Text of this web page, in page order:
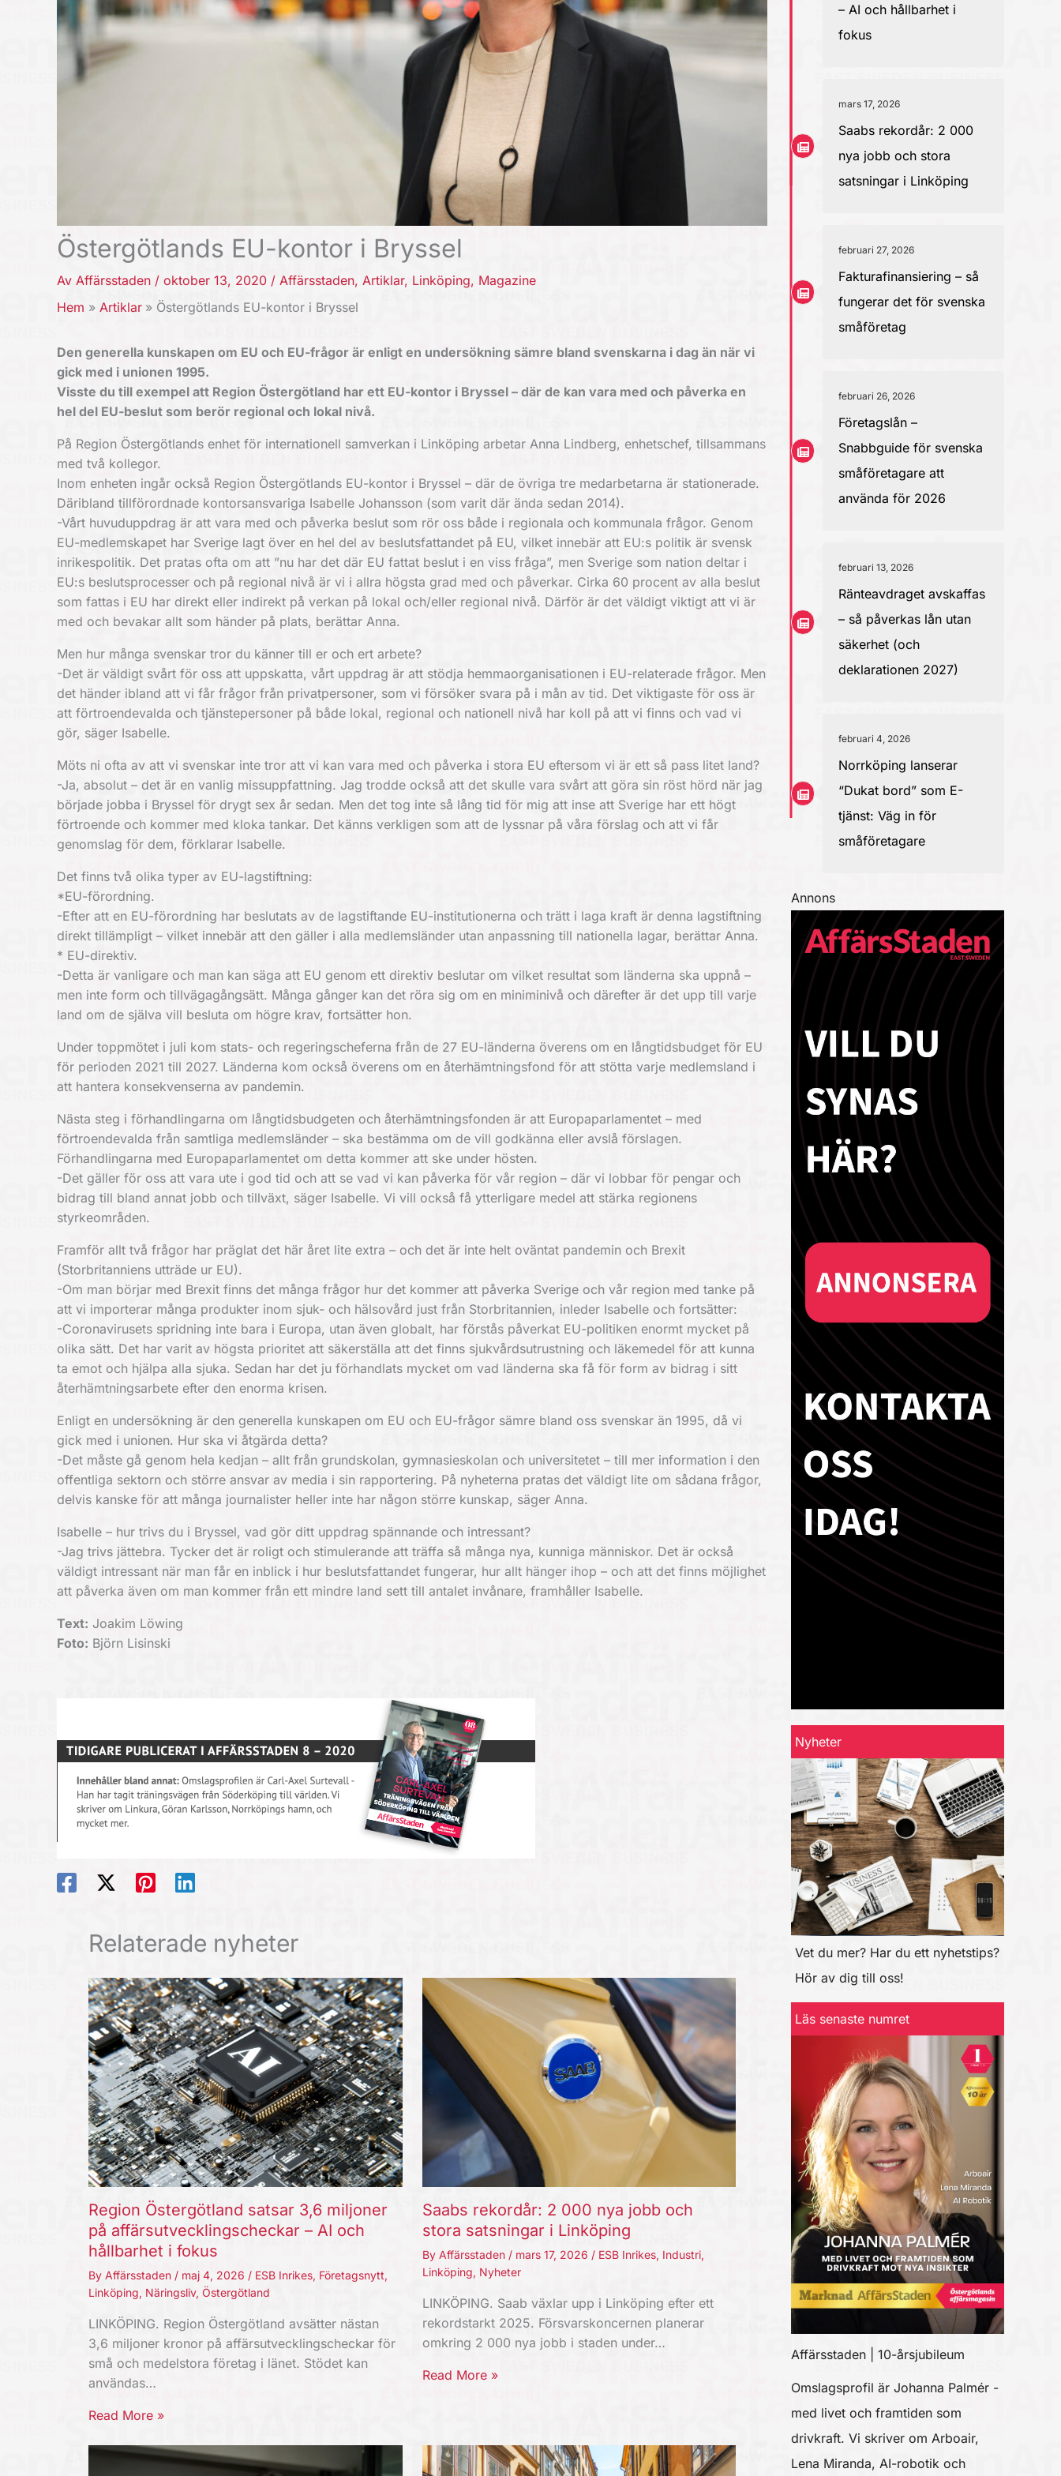
Östergötlands EU-kontor i Bryssel
Av Affärsstaden / oktober 13, 2020 / Affärsstaden, Artiklar, Linköping, Magazine
Hem
Artiklar Östergötlands EU-kontor i Bryssel
Den generella kunskapen om EU och EU-frågor är enligt en undersökning sämre bland svenskarna i dag än när vi
gick med i unionen 1995.
Visste du till exempel att Region Östergötland har ett EU-kontor i Bryssel – där de kan vara med och påverka en
hel del EU-beslut som berör regional och lokal nivå.
På Region Östergötlands enhet för internationell samverkan i Linköping arbetar Anna Lindberg, enhetschef, tillsammans
med två kollegor.
Inom enheten ingår också Region Östergötlands EU-kontor i Bryssel – där de övriga tre medarbetarna är stationerade.
Däribland tillförordnade kontorsansvariga Isabelle Johansson (som varit där ända sedan 2014).
-Vårt huvuduppdrag är att vara med och påverka beslut som rör oss både i regionala och kommunala frågor. Genom
EU-medlemskapet har Sverige lagt över en hel del av beslutsfattandet på EU, vilket innebär att EU:s politik är svensk
inrikespolitik. Det pratas ofta om att ”nu har det där EU fattat beslut i en viss fråga”, men Sverige som nation deltar i
EU:s beslutsprocesser och på regional nivå är vi i allra högsta grad med och påverkar. Cirka 60 procent av alla beslut
som fattas i EU har direkt eller indirekt på verkan på lokal och/eller regional nivå. Därför är det väldigt viktigt att vi är
med och bevakar allt som händer på plats, berättar Anna.
Men hur många svenskar tror du känner till er och ert arbete?
-Det är väldigt svårt för oss att uppskatta, vårt uppdrag är att stödja hemmaorganisationen i EU-relaterade frågor. Men
det händer ibland att vi får frågor från privatpersoner, som vi försöker svara på i mån av tid. Det viktigaste för oss är
att förtroendevalda och tjänstepersoner på både lokal, regional och nationell nivå har koll på att vi finns och vad vi
gör, säger Isabelle.
Möts ni ofta av att vi svenskar inte tror att vi kan vara med och påverka i stora EU eftersom vi är ett så pass litet land?
-Ja, absolut – det är en vanlig missuppfattning. Jag trodde också att det skulle vara svårt att göra sin röst hörd när jag
började jobba i Bryssel för drygt sex år sedan. Men det tog inte så lång tid för mig att inse att Sverige har ett högt
förtroende och kommer med kloka tankar. Det känns verkligen som att de lyssnar på våra förslag och att vi får
genomslag för dem, förklarar Isabelle.
Det finns två olika typer av EU-lagstiftning:
*EU-förordning.
-Efter att en EU-förordning har beslutats av de lagstiftande EU-institutionerna och trätt i laga kraft är denna lagstiftning
direkt tillämpligt – vilket innebär att den gäller i alla medlemsländer utan anpassning till nationella lagar, berättar Anna.
* EU-direktiv.
-Detta är vanligare och man kan säga att EU genom ett direktiv beslutar om vilket resultat som länderna ska uppnå –
men inte form och tillvägagångsätt. Många gånger kan det röra sig om en miniminivå och därefter är det upp till varje
land om de själva vill besluta om högre krav, fortsätter hon.
Under toppmötet i juli kom stats- och regeringscheferna från de 27 EU-länderna överens om en långtidsbudget för EU
för perioden 2021 till 2027. Länderna kom också överens om en återhämtningsfond för att stötta varje medlemsland i
att hantera konsekvenserna av pandemin.
Nästa steg i förhandlingarna om långtidsbudgeten och återhämtningsfonden är att Europaparlamentet – med
förtroendevalda från samtliga medlemsländer – ska bestämma om de vill godkänna eller avslå förslagen.
Förhandlingarna med Europaparlamentet om detta kommer att ske under hösten.
-Det gäller för oss att vara ute i god tid och att se vad vi kan påverka för vår region – där vi lobbar för pengar och
bidrag till bland annat jobb och tillväxt, säger Isabelle. Vi vill också få ytterligare medel att stärka regionens
styrkeområden.
Framför allt två frågor har präglat det här året lite extra – och det är inte helt oväntat pandemin och Brexit
(Storbritanniens utträde ur EU).
-Om man börjar med Brexit finns det många frågor hur det kommer att påverka Sverige och vår region med tanke på
att vi importerar många produkter inom sjuk- och hälsovård just från Storbritannien, inleder Isabelle och fortsätter:
-Coronavirusets spridning inte bara i Europa, utan även globalt, har förstås påverkat EU-politiken enormt mycket på
olika sätt. Det har varit av högsta prioritet att säkerställa att det finns sjukvårdsutrustning och läkemedel för att kunna
ta emot och hjälpa alla sjuka. Sedan har det ju förhandlats mycket om vad länderna ska få för form av bidrag i sitt
återhämtningsarbete efter den enorma krisen.
Enligt en undersökning är den generella kunskapen om EU och EU-frågor sämre bland oss svenskar än 1995, då vi
gick med i unionen. Hur ska vi åtgärda detta?
-Det måste gå genom hela kedjan – allt från grundskolan, gymnasieskolan och universitetet – till mer information i den
offentliga sektorn och större ansvar av media i sin rapportering. På nyheterna pratas det väldigt lite om sådana frågor,
delvis kanske för att många journalister heller inte har någon större kunskap, säger Anna.
Isabelle – hur trivs du i Bryssel, vad gör ditt uppdrag spännande och intressant?
-Jag trivs jättebra. Tycker det är roligt och stimulerande att träffa så många nya, kunniga människor. Det är också
väldigt intressant när man får en inblick i hur beslutsfattandet fungerar, hur allt hänger ihop – och att det finns möjlighet
att påverka även om man kommer från ett mindre land sett till antalet invånare, framhåller Isabelle.
Text: Joakim Löwing
Foto: Björn Lisinski
Relaterade nyheter
Region Östergötland satsar 3,6 miljoner
på affärsutvecklingscheckar – AI och
hållbarhet i fokus
By Affärsstaden / maj 4, 2026 / ESB Inrikes, Företagsnytt,
Linköping, Näringsliv, Östergötland
LINKÖPING. Region Östergötland avsätter nästan
3,6 miljoner kronor på affärsutvecklingscheckar för
små och medelstora företag i länet. Stödet kan
användas…
Read More »
Saabs rekordår: 2 000 nya jobb och
stora satsningar i Linköping
By Affärsstaden / mars 17, 2026 / ESB Inrikes, Industri,
Linköping, Nyheter
LINKÖPING. Saab växlar upp i Linköping efter ett
rekordstarkt 2025. Försvarskoncernen planerar
omkring 2 000 nya jobb i staden under…
Read More »
– AI och hållbarhet i
fokus
mars 17, 2026
Saabs rekordår: 2 000
nya jobb och stora
satsningar i Linköping
februari 27, 2026
Fakturafinansiering – så
fungerar det för svenska
småföretag
februari 26, 2026
Företagslån –
Snabbguide för svenska
småföretagare att
använda för 2026
februari 13, 2026
Ränteavdraget avskaffas
– så påverkas lån utan
säkerhet (och
deklarationen 2027)
februari 4, 2026
Norrköping lanserar
“Dukat bord” som E-
tjänst: Väg in för
småföretagare
Annons
Nyheter
Vet du mer? Har du ett nyhetstips?
Hör av dig till oss!
Läs senaste numret
Affärsstaden | 10-årsjubileum
Omslagsprofil är Johanna Palmér -
med livet och framtiden som
drivkraft. Vi skriver om Arboair,
Lena Miranda, AI-robotik och